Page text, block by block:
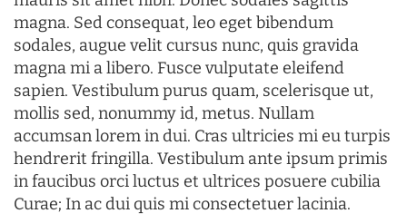
magna. Sed consequat, leo eget bibendum
sodales, augue velit cursus nunc, quis gravida
magna mi a libero. Fusce vulputate eleifend
sapien. Vestibulum purus quam, scelerisque ut,
mollis sed, nonummy id, metus. Nullam
accumsan lorem in dui. Cras ultricies mi eu turpis
hendrerit fringilla. Vestibulum ante ipsum primis
in faucibus orci luctus et ultrices posuere cubilia
Curae; In ac dui quis mi consectetuer lacinia.